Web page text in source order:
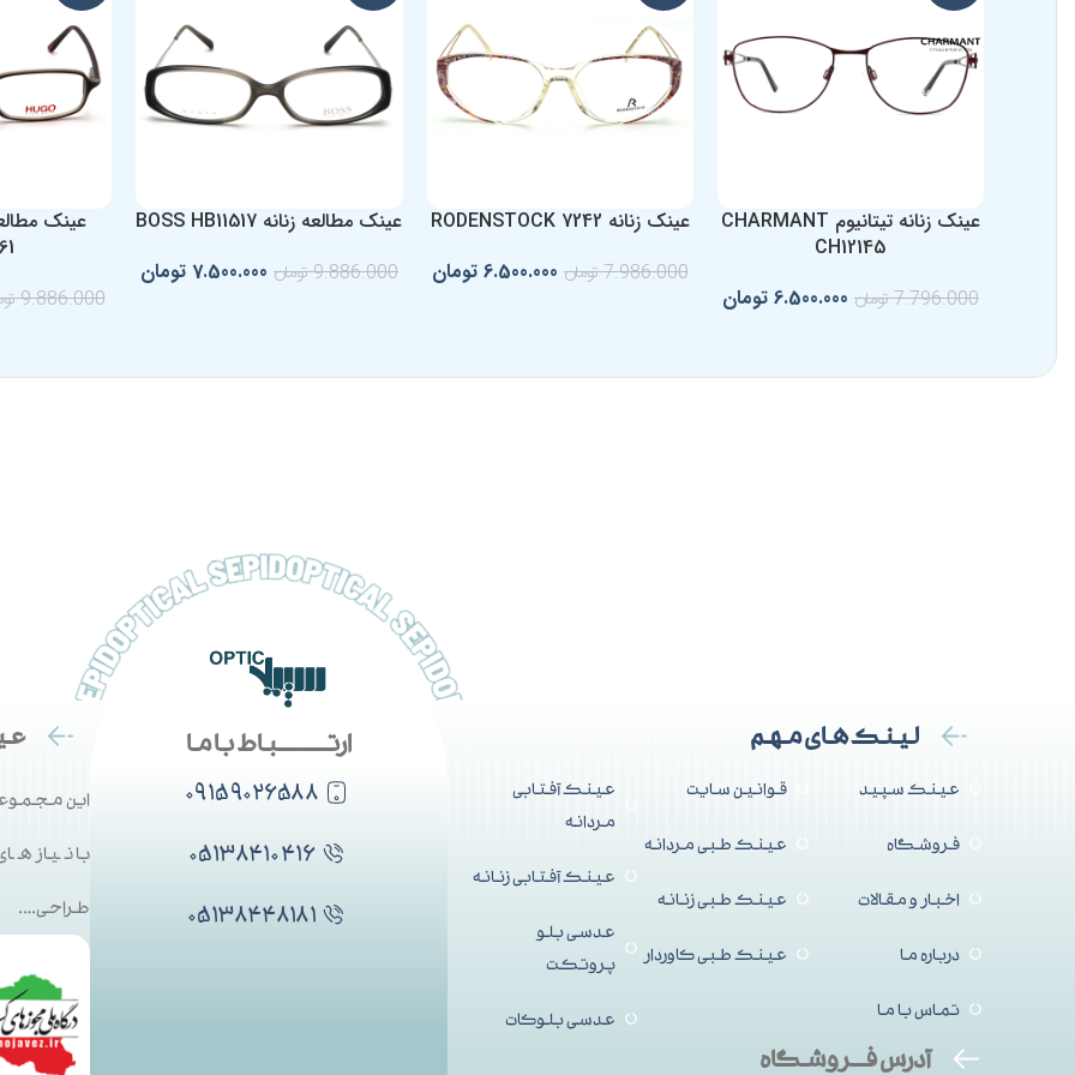
عینک زنانه تیتانیوم CHARMANT
CH12145
7.796.000تومان 6.500.000 تومان
عینک زنانه RODENSTOCK 7242
7.986.000تومان 6.500.000 تومان
عینک مطالعه زنانه BOSS HB11517
9.886.000تومان 7.500.000 تومان
9.886.000
لینک های مهم
عینک سپید
فروشگاه
اخبار و مقالات
درباره ما
تماس با ما
قوانین سایت
عینک طبی مردانه
عینک طبی زنانه
عینک طبی کاوردار
عینک آفتابی
مردانه
عینک آفتابی زنانه
عدسی بلو
پروتکت
عدسی بلوکات
آدرس فــروشگاه
ارتــــــــــباط با ما
۰۹۱۵۹۰۲۶۵۸۸
۰۵۱۳۸۴۱۰۴۱۶
۰۵۱۳۸۴۴۸۱۸۱
این
با نیاز
طراحی….